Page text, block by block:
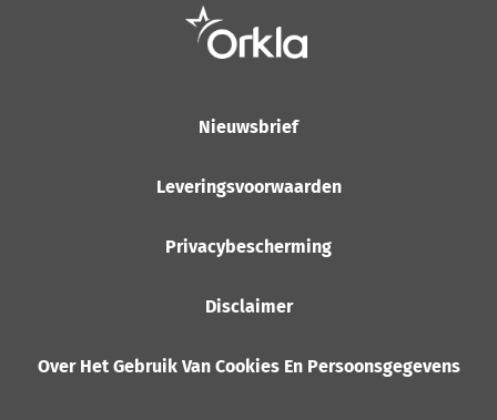
Nieuwsbrief
Leveringsvoorwaarden
Privacybescherming
Disclaimer
Over Het Gebruik Van Cookies En Persoonsgegevens